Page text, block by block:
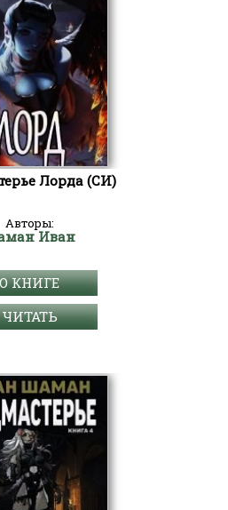
Лорда (СИ)
Авторы:
Иван
О КНИГЕ
ЧИТАТЬ